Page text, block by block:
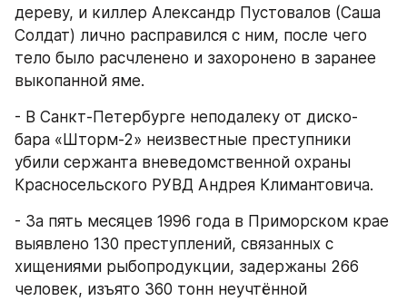
дереву, и киллер Александр Пустовалов (Саша
Солдат) лично расправился с ним, после чего
тело было расчленено и захоронено в заранее
выкопанной яме.
- В Санкт-Петербурге неподалеку от диско-
бара «Шторм-2» неизвестные преступники
убили сержанта вневедомственной охраны
Красносельского РУВД Андрея Климантовича.
- За пять месяцев 1996 года в Приморском крае
выявлено 130 преступлений, связанных с
хищениями рыбопродукции, задержаны 266
человек, изъято 360 тонн неучтённой